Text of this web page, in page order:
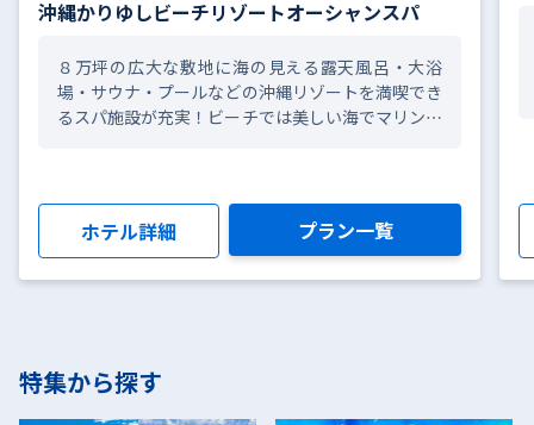
沖縄かりゆしビーチリゾートオーシャンスパ
８万坪の広大な敷地に海の見える露天風呂・大浴
場・サウナ・プールなどの沖縄リゾートを満喫でき
るスパ施設が充実！ビーチでは美しい海でマリンス
気のリゾートホテル。
ホテル詳細 プラン一覧
特集から探す